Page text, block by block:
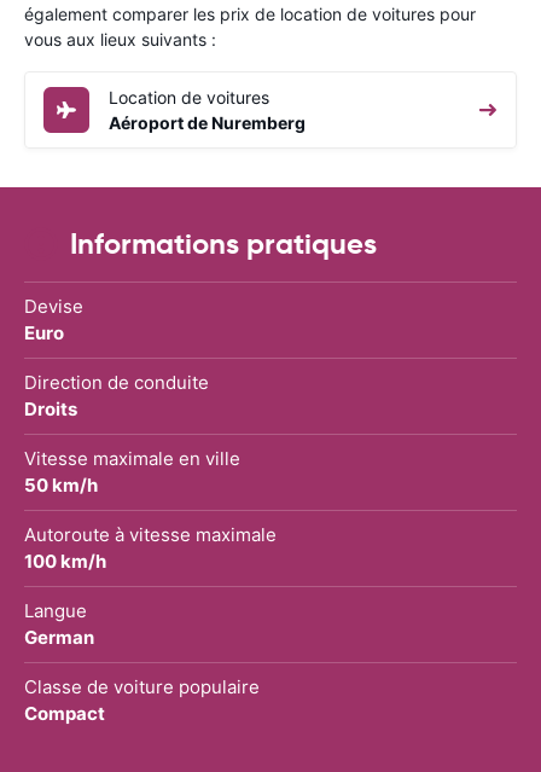
également comparer les prix de location de voitures pour
vous aux lieux suivants :
Location de voitures
Aéroport de Nuremberg
Informations pratiques
Devise
Euro
Direction de conduite
Droits
Vitesse maximale en ville
50 km/h
Autoroute à vitesse maximale
100 km/h
Langue
German
Classe de voiture populaire
Compact